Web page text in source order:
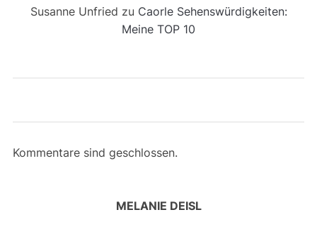
Susanne Unfried zu Caorle Sehenswürdigkeiten:
Meine TOP 10
Kommentare sind geschlossen.
MELANIE DEISL